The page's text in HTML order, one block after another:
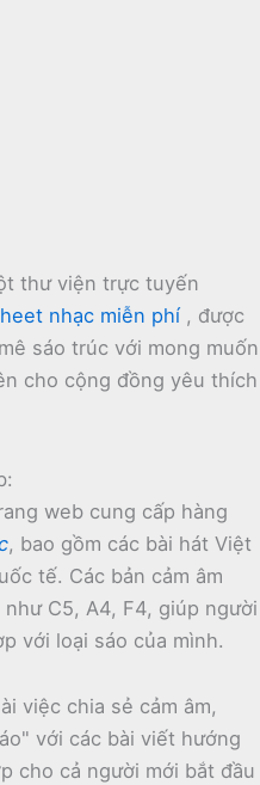
thư viện trực tuyến
nhạc miễn phí , được
sáo trúc với mong muốn
cho cộng đồng yêu thích
web cung cấp hàng
, bao gồm các bài hát Việt
tế. Các bản cảm âm
C5, A4, F4, giúp người
với loại sáo của mình.
việc chia sẻ cảm âm,
với các bài viết hướng
cho cả người mới bắt đầu